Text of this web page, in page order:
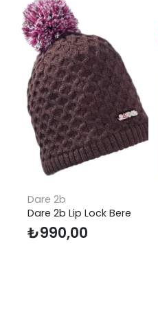
Dare 2b
Dare 2b Lip Lock Bere
₺990,00